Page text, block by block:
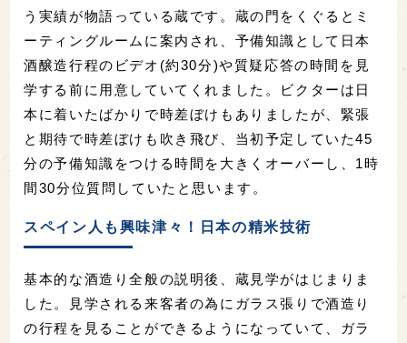
う実績が物語っている蔵です。蔵の門をくぐるとミ
ーティングルームに案内され、予備知識として日本
酒醸造行程のビデオ(約30分)や質疑応答の時間を見
学する前に用意していてくれました。ビクターは日
本に着いたばかりで時差ぼけもありましたが、緊張
と期待で時差ぼけも吹き飛び、当初予定していた45
分の予備知識をつける時間を大きくオーバーし、1時
間30分位質問していたと思います。
スペイン人も興味津々！日本の精米技術
基本的な酒造り全般の説明後、蔵見学がはじまりま
した。見学される来客者の為にガラス張りで酒造り
の行程を見ることができるようになっていて、ガラ